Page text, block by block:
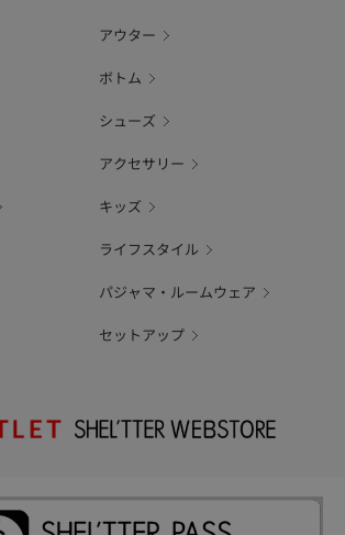
アウター
ボトム
シューズ
アクセサリー
キッズ
ライフスタイル
パジャマ・ルームウェア
セットアップ